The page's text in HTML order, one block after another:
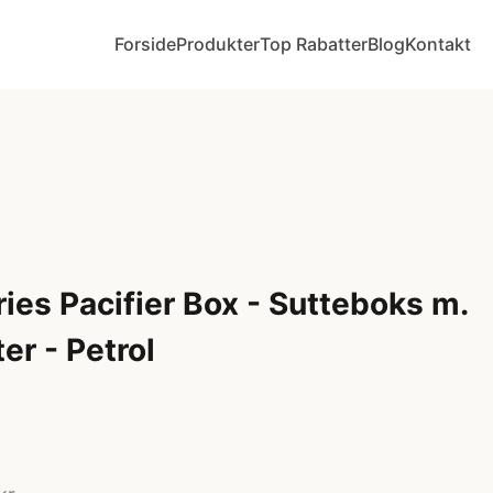
ForsideProdukterTop RabatterBlogKontakt
Pacifier Box - Sutteboks m.
- Petrol